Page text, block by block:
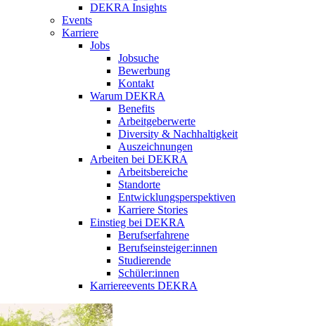
DEKRA Insights
Events
Karriere
Jobs
Jobsuche
Bewerbung
Kontakt
Warum DEKRA
Benefits
Arbeitgeberwerte
Diversity & Nachhaltigkeit
Auszeichnungen
Arbeiten bei DEKRA
Arbeitsbereiche
Standorte
Entwicklungsperspektiven
Karriere Stories
Einstieg bei DEKRA
Berufserfahrene
Berufseinsteiger:innen
Studierende
Schüler:innen
Karriereevents DEKRA